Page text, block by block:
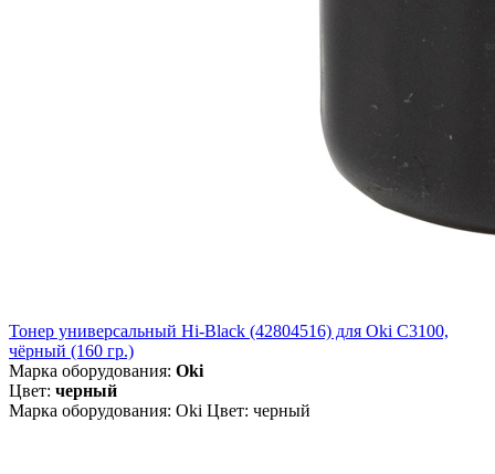
Тонер универсальный Hi-Black (42804516) для Oki С3100,
чёрный (160 гр.)
Марка оборудования: Oki
Цвет: черный
Марка оборудования: Oki Цвет: черный